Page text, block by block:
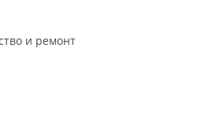
и ремонт